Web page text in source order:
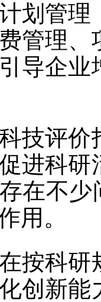
划管
管理
导企
评价
进科
在不
用。
科研
创新